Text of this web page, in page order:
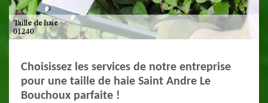
Choisissez les services de notre entreprise
pour une taille de haie Saint Andre Le
Bouchoux parfaite !